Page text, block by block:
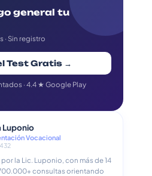
general tu
· Sin registro
Test Gratis →
· 4.4 ★ Google Play
Luponio
Vocacional
la Lic. Luponio, con más de 14
consultas orientando